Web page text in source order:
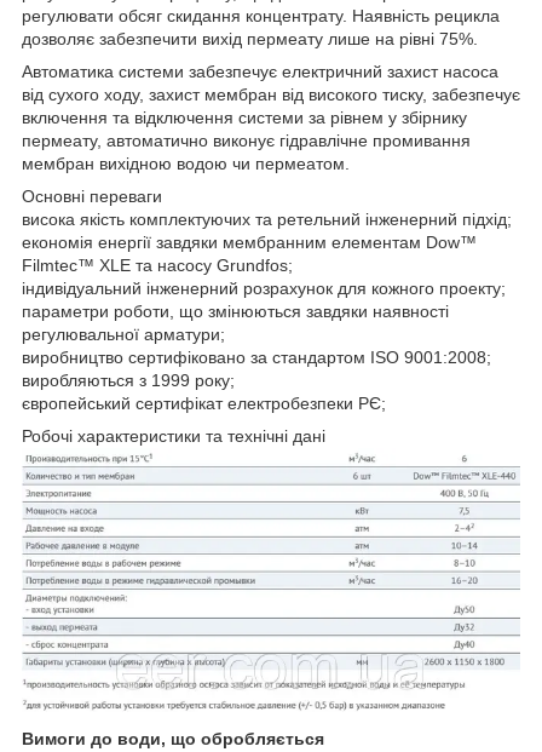
регулювати обсяг скидання концентрату. Наявність рецикла
дозволяє забезпечити вихід пермеату лише на рівні 75%.
Автоматика системи забезпечує електричний захист насоса
від сухого ходу, захист мембран від високого тиску, забезпечує
включення та відключення системи за рівнем у збірнику
пермеату, автоматично виконує гідравлічне промивання
мембран вихідною водою чи пермеатом.
Основні переваги
висока якість комплектуючих та ретельний інженерний підхід;
економія енергії завдяки мембранним елементам Dow™
Filmtec™ XLE та насосу Grundfos;
індивідуальний інженерний розрахунок для кожного проекту;
параметри роботи, що змінюються завдяки наявності
регулювальної арматури;
виробництво сертифіковано за стандартом ISO 9001:2008;
виробляються з 1999 року;
європейський сертифікат електробезпеки РЄ;
Робочі характеристики та технічні дані
Вимоги до води, що обробляється